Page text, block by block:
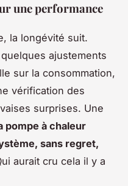
une performance
la longévité suit.
ajustements
sur la consommation,
vérification des
surprises. Une
pompe à chaleur
sans regret,
aurait cru cela il y a